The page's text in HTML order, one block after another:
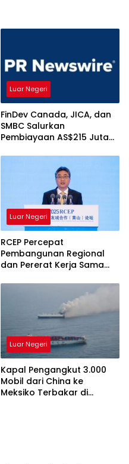
Luar Negeri
FinDev Canada, JICA, dan
SMBC Salurkan
Pembiayaan AS$215 Juta
Tujuannya
Luar Negeri
RCEP Percepat
Pembangunan Regional
dan Pererat Kerja Sama
Luar Negeri
Kapal Pengangkut 3.000
Mobil dari China ke
Meksiko Terbakar di